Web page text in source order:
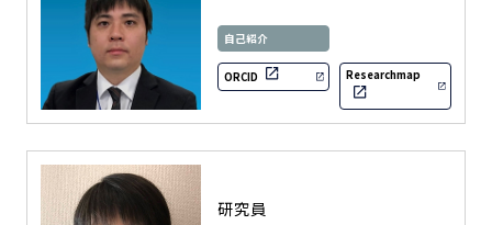
自己紹介
ORCID Researchmap
研究員